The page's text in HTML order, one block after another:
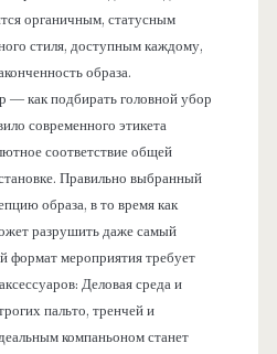
органичным, статусным
стиля, доступным каждому,
образа.
— как подбирать головной убор
современного этикета
соответствие общей
Правильно выбранный
образа, в то время как
разрушить даже самый
формат мероприятия требует
Деловая среда и
пальто, тренчей и
компаньоном станет